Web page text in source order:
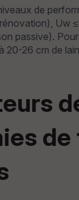
de
Uw
passive).
20-26 cm de